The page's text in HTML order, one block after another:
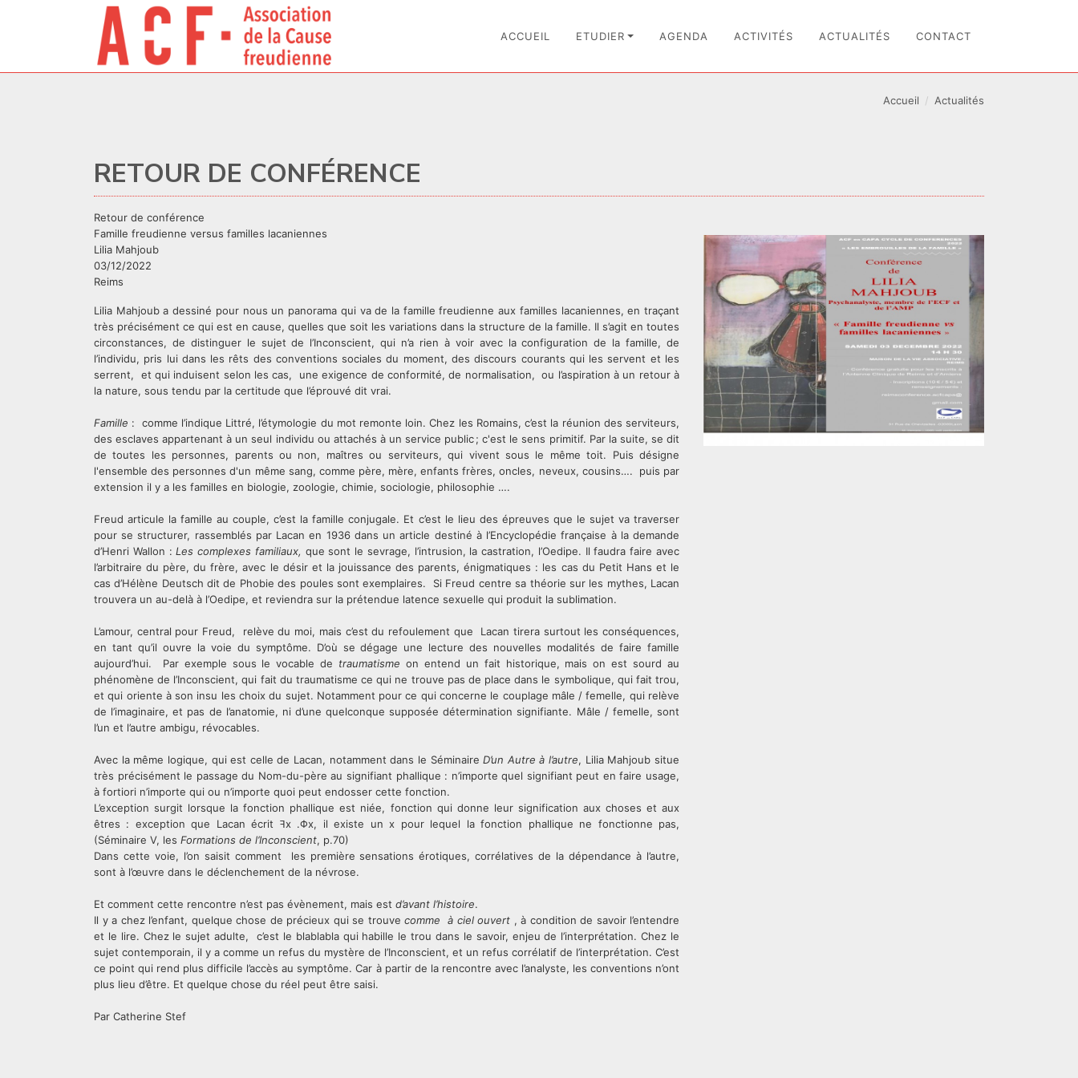
ACCUEIL ETUDIER AGENDA ACTIVITÉS ACTUALITÉS CONTACT
Accueil Actualités
RETOUR DE CONFÉRENCE
Retour de conférence
Famille freudienne versus familles lacaniennes
Lilia Mahjoub
03/12/2022
Reims
Lilia Mahjoub a dessiné pour nous un panorama qui va de la famille freudienne aux familles lacaniennes, en traçant
très précisément ce qui est en cause, quelles que soit les variations dans la structure de la famille. Il s’agit en toutes
circonstances, de distinguer le sujet de l’Inconscient, qui n’a rien à voir avec la configuration de la famille, de
l’individu, pris lui dans les rêts des conventions sociales du moment, des discours courants qui les servent et les
serrent, et qui induisent selon les cas, une exigence de conformité, de normalisation, ou l’aspiration à un retour à
la nature, sous tendu par la certitude que l’éprouvé dit vrai.
Famille : comme l’indique Littré, l’étymologie du mot remonte loin. Chez les Romains, c’est la réunion des serviteurs,
des esclaves appartenant à un seul individu ou attachés à un service public ; c'est le sens primitif. Par la suite, se dit
de toutes les personnes, parents ou non, maîtres ou serviteurs, qui vivent sous le même toit. Puis désigne
l'ensemble des personnes d'un même sang, comme père, mère, enfants frères, oncles, neveux, cousins…. puis par
extension il y a les familles en biologie, zoologie, chimie, sociologie, philosophie ….
Freud articule la famille au couple, c’est la famille conjugale. Et c’est le lieu des épreuves que le sujet va traverser
pour se structurer, rassemblés par Lacan en 1936 dans un article destiné à l’Encyclopédie française à la demande
d’Henri Wallon :Les complexes familiaux, que sont le sevrage, l’intrusion, la castration, l’Oedipe. Il faudra faire avec
l’arbitraire du père, du frère, avec le désir et la jouissance des parents, énigmatiques : les cas du Petit Hans et le
cas d’Hélène Deutsch dit de Phobie des poules sont exemplaires. Si Freud centre sa théorie sur les mythes, Lacan
trouvera un au-delà à l’Oedipe, et reviendra sur la prétendue latence sexuelle qui produit la sublimation.
L’amour, central pour Freud, relève du moi, mais c’est du refoulement que Lacan tirera surtout les conséquences,
en tant qu’il ouvre la voie du symptôme. D’où se dégage une lecture des nouvelles modalités de faire famille
aujourd’hui. Par exemple sous le vocable de traumatismeon entend un fait historique, mais on est sourd au
phénomène de l’Inconscient, qui fait du traumatisme ce qui ne trouve pas de place dans le symbolique, qui fait trou,
et qui oriente à son insu les choix du sujet. Notamment pour ce qui concerne le couplage mâle / femelle, qui relève
de l’imaginaire, et pas de l’anatomie, ni d’une quelconque supposée détermination signifiante. Mâle / femelle, sont
l’un et l’autre ambigu, révocables.
Avec la même logique, qui est celle de Lacan, notamment dans le SéminaireD’un Autre à l’autre, Lilia Mahjoub situe
très précisément le passage du Nom-du-père au signifiant phallique : n’importe quel signifiant peut en faire usage,
à fortiori n’importe qui ou n’importe quoi peut endosser cette fonction.
L’exception surgit lorsque la fonction phallique est niée, fonction qui donne leur signification aux choses et aux
êtres : exception que Lacan écrit ꟻx .Φx, il existe un x pour lequel la fonction phallique ne fonctionne pas,
(Séminaire V, les Formations de l’Inconscient, p.70)
Dans cette voie, l’on saisit comment les première sensations érotiques, corrélatives de la dépendance à l’autre,
sont à l’œuvre dans le déclenchement de la névrose.
Et comment cette rencontre n’est pas évènement, mais est d’avant l’histoire.
Il y a chez l’enfant, quelque chose de précieux qui se trouve comme à ciel ouvert , à condition de savoir l’entendre
et le lire. Chez le sujet adulte, c’est le blablabla qui habille le trou dans le savoir, enjeu de l’interprétation. Chez le
sujet contemporain, il y a comme un refus du mystère de l’Inconscient, et un refus corrélatif de l’interprétation. C’est
ce point qui rend plus difficile l’accès au symptôme. Car à partir de la rencontre avec l’analyste, les conventions n’ont
plus lieu d’être. Et quelque chose du réel peut être saisi.
Par Catherine Stef